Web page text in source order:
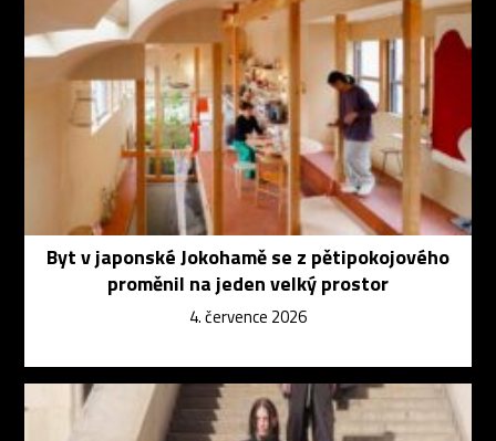
Byt v japonské Jokohamě se z pětipokojového
proměnil na jeden velký prostor
4. července 2026